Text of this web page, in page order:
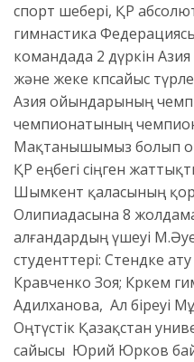
спорт шебері, ҚР
гимнастика
командада 2 дүркін
және жеке көпсайыс
Азия ойындарының
чемпионатының
Мақтанышымыз болып
ҚР еңбегі сіңген
Шымкент қаласының
Олипиадасына 8
алғандардың үшеуі
студенттері: Стендке
Кравченко Зоя; Көркем
Адилханова, Ал біреуі
Оңтүстік Қазақстан
сайысы Юрий Юрков